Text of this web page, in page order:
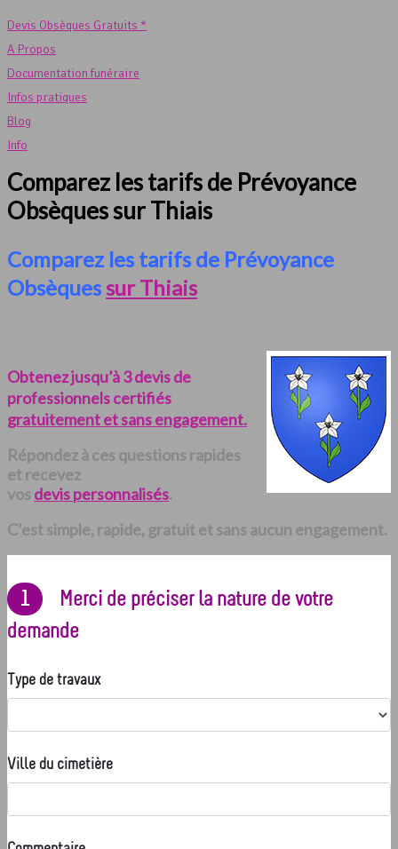
Devis Obsèques Gratuits *
A Propos
Documentation funéraire
Infos pratiques
Blog
Info
Comparez les tarifs de Prévoyance
Obsèques sur Thiais
Comparez les tarifs de Prévoyance
Obsèques sur Thiais
Obtenez jusqu’à 3 devis de
professionnels certifiés
gratuitement et sans engagement.
Répondez à ces questions rapides
et recevez
vos devis personnalisés.
C’est simple, rapide, gratuit et sans aucun engagement.